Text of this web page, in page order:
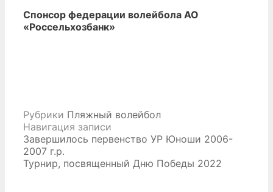
Спонсор федерации волейбола АО
«Россельхозбанк»
Рубрики Пляжный волейбол
Навигация записи
Завершилось первенство УР Юноши 2006-
2007 г.р.
Турнир, посвященный Дню Победы 2022